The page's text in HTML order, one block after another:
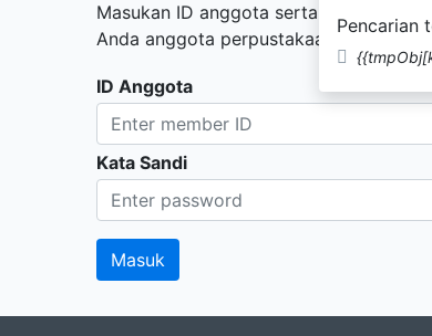
Pencarian
Masukan ID anggota serta kata sandi
Anda anggota perpustakaan namun
ID Anggota
Kata Sandi